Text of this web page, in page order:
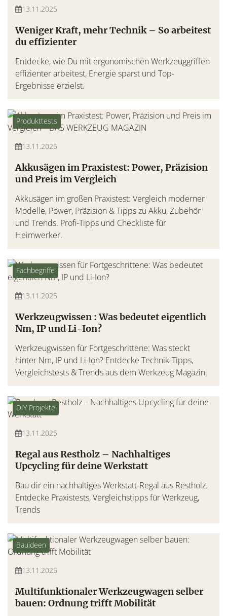
13.11.2025
Weniger Kraft, mehr Technik – So arbeitest
du effizienter
Entdecke, wie Du mit ergonomischen Werkzeuggriffen
effizienter arbeitest, Energie sparst und Top-
Ergebnisse erzielst.
Produkttests
13.11.2025
Akkusägen im Praxistest: Power, Präzision
und Preis im Vergleich
Akkusägen im großen Praxistest: Vergleich moderner
Modelle, Power, Präzision & Tipps zu Akku, Zubehör
und Trends. Profi-Tipps und Checkliste für
Heimwerker.
Fachbegriffe
13.11.2025
Werkzeugwissen : Was bedeutet eigentlich
Nm, IP und Li-Ion?
Werkzeugwissen für Fortgeschrittene: Was steckt
hinter Nm, IP und Li-Ion? Entdecke Technik-Tipps,
Vergleichstests & Trends aus dem Werkzeug Magazin.
DIY Projekte
13.11.2025
Regal aus Restholz – Nachhaltiges
Upcycling für deine Werkstatt
Bau dir ein nachhaltiges Werkstatt-Regal aus Restholz.
Entdecke Praxistests, Vergleichstipps für Werkzeug,
Trends
Bauideen
13.11.2025
Multifunktionaler Werkzeugwagen selber
bauen: Ordnung trifft Mobilität